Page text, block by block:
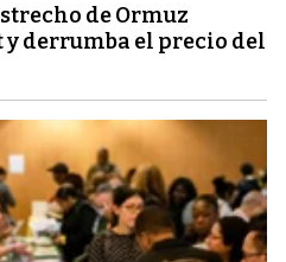
de Ormuz
derrumba el precio del